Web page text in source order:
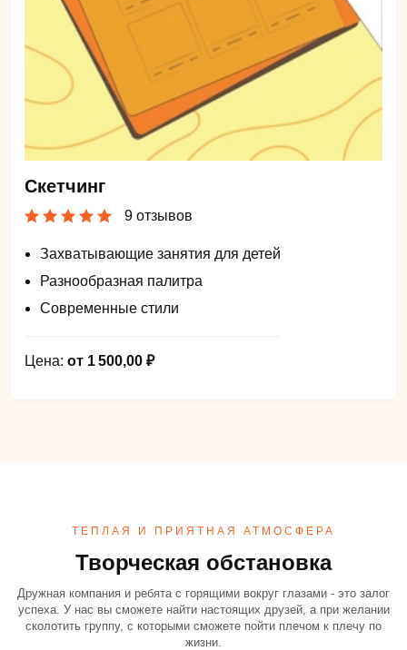
Скетчинг
9 отзывов
Захватывающие занятия для детей
Разнообразная палитра
Современные стили
Цена: от 1 500,00 ₽
ТЕПЛАЯ И ПРИЯТНАЯ АТМОСФЕРА
Творческая обстановка
Дружная компания и ребята с горящими вокруг глазами - это залог
успеха. У нас вы сможете найти настоящих друзей, а при желании
сколотить группу, с которыми сможете пойти плечом к плечу по
жизни.